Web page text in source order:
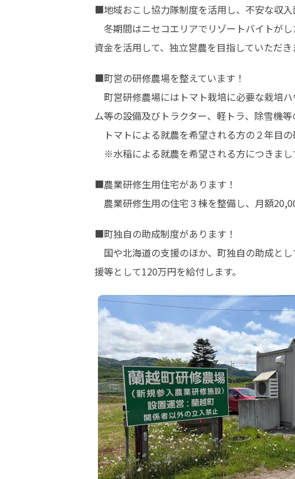
■地域おこし協力隊制度を活用し、不安な収入
冬期間はニセコエリアでリゾートバイトが
資金を活用して、独立営農を目指していただき
■町営の研修農場を整えています！
町営研修農場にはトマト栽培に必要な栽培
ム等の設備及びトラクター、軽トラ、除雪機等
トマトによる就農を希望される方の２年目の
※水稲による就農を希望される方につきまし
■農業研修生用住宅があります！
農業研修生用の住宅３棟を整備し、月額
■町独自の助成制度があります！
国や北海道の支援のほか、町独自の助成と
援等として120万円を給付します。